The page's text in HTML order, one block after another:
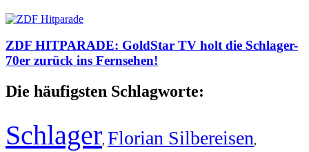
ZDF HITPARADE: GoldStar TV holt die Schlager-
70er zurück ins Fernsehen!
Die häufigsten Schlagworte:
Schlager, Florian Silbereisen,